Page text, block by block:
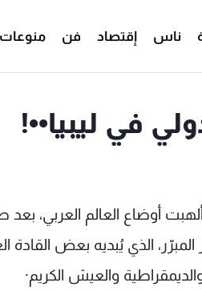
ناس إقتصاد فن منوعات
في ليبيا••!
أوضاع العالم العربي،
الذي يُبديه بعض القادة
والعيش الكريم·